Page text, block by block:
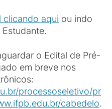
clicando aqui ou indo
o Edital de Pré-
em breve nos
processoseletivo/pr
cabedelo.